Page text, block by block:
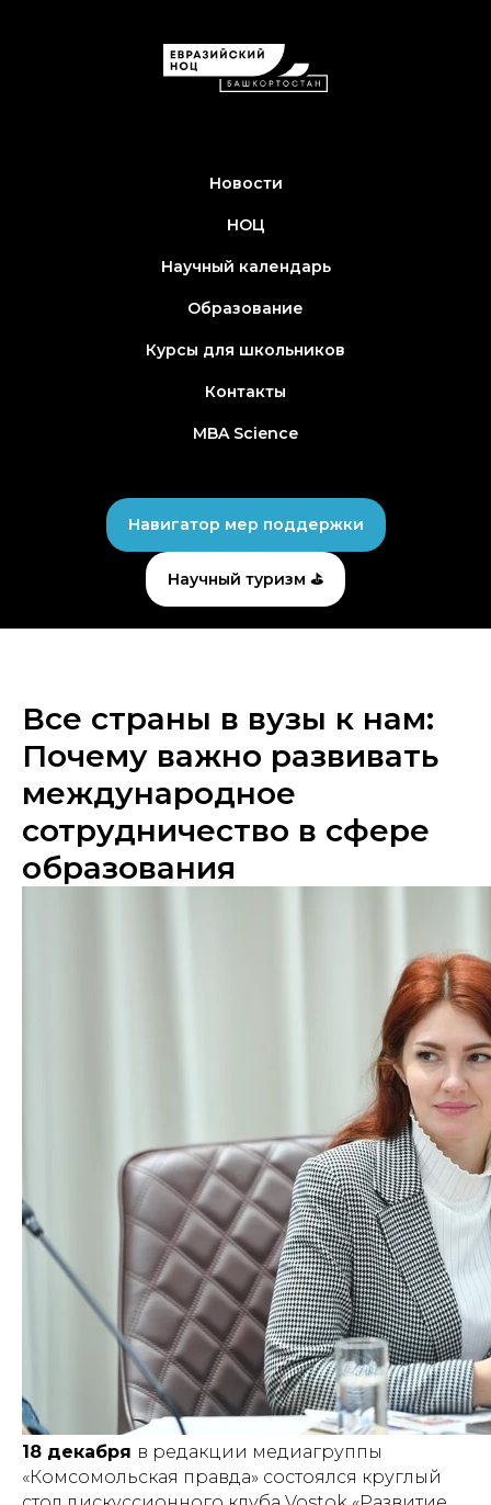
Новости
НОЦ
Научный календарь
Образование
Курсы для школьников
Контакты
MBA Science
Навигатор мер поддержки
Научный туризм ⛳
Все страны в вузы к нам:
Почему важно развивать
международное
сотрудничество в сфере
образования
18 декабря в редакции медиагруппы
«Комсомольская правда» состоялся круглый